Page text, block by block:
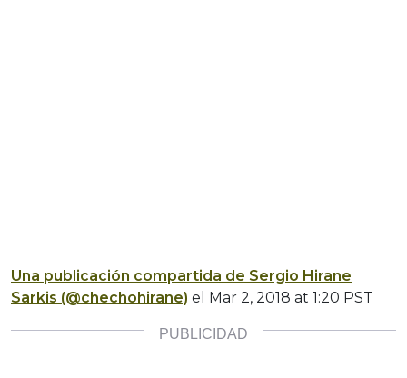
Una publicación compartida de Sergio Hirane
Sarkis (@chechohirane) el Mar 2, 2018 at 1:20 PST